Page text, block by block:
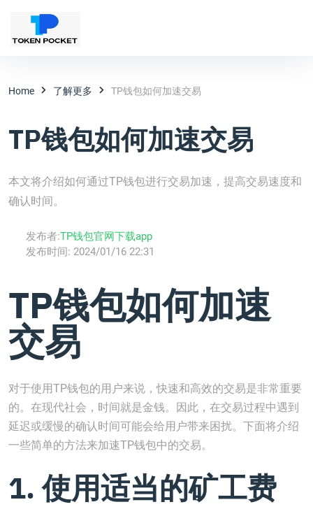
Home 了解更多 TP钱包如何加速交易
TP钱包如何加速交易
本文将介绍如何通过TP钱包进行交易加速，提高交易速度和
确认时间。
发布者:TP钱包官网下载app
发布时间: 2024/01/16 22:31
TP钱包如何加速
交易
对于使用TP钱包的用户来说，快速和高效的交易是非常重要
的。在现代社会，时间就是金钱。因此，在交易过程中遇到
延迟或缓慢的确认时间可能会给用户带来困扰。下面将介绍
一些简单的方法来加速TP钱包中的交易。
1. 使用适当的矿工费